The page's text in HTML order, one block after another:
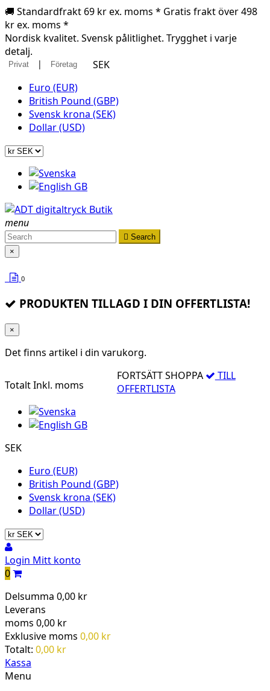
🚚 Standardfrakt 69 kr ex. moms * Gratis frakt över 498
kr ex. moms *
Nordisk kvalitet. Svensk pålitlighet. Trygghet i varje
detalj.
Privat | Företag
SEK
Euro (EUR)
British Pound (GBP)
Svensk krona (SEK)
Dollar (USD)
menu
 Search
×
0
PRODUKTEN TILLAGD I DIN OFFERTLISTA!
×
Det finns artikel i din varukorg.
TotaltInkl. moms
FORTSÄTT SHOPPA
TILL
OFFERTLISTA
SEK
Euro (EUR)
British Pound (GBP)
Svensk krona (SEK)
Dollar (USD)
Login Mitt konto
0
Delsumma 0,00 kr
Leverans
moms 0,00 kr
Exklusive moms 0,00 kr
Totalt: 0,00 kr
Kassa
Menu